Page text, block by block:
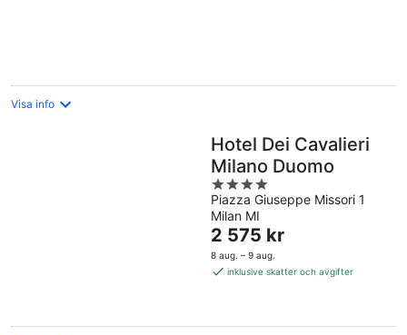
Visa info
Hotel Dei Cavalieri
Milano Duomo
4
out
of
5
Piazza Giuseppe Missori 1
Milan MI
Priset
är
2 575 kr
2 575 kr
8 aug. – 9 aug.
inklusive skatter och avgifter